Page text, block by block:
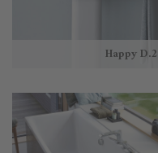
Happy D.2